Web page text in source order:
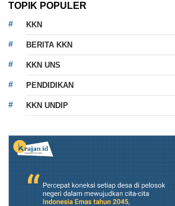
TOPIK POPULER
KKN
BERITA KKN
KKN UNS
PENDIDIKAN
KKN UNDIP